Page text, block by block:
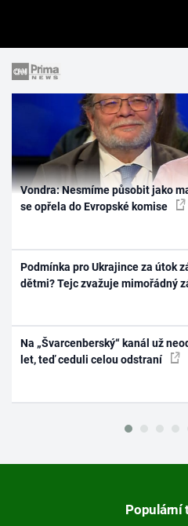
Vondra: Nesmíme působit jako
se opřela do Evropské komise
Podmínka pro Ukrajince za útok
dětmi? Tejc zvažuje mimořádný
Na „Švarcenberský“ kanál už
let, teď ceduli celou odstraní
Populární